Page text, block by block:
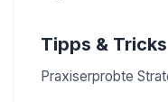
Tipps & Tricks
Praxiserprobte